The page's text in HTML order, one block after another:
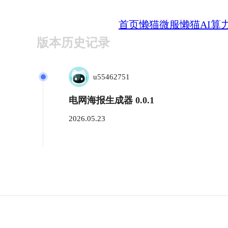
首页懒猫微服懒猫AI算
版本历史记录
u55462751
电网海报生成器 0.0.1
2026.05.23